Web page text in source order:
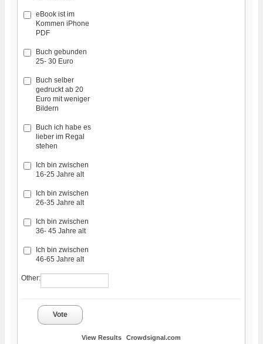
eBook ist im
Kommen iPhone
PDF
Buch gebunden
25- 30 Euro
Buch selber
gedruckt ab 20
Euro mit weniger
Bildern
Buch ich habe es
lieber im Regal
stehen
Ich bin zwischen
16-25 Jahre alt
Ich bin zwischen
26-35 Jahre alt
Ich bin zwischen
36- 45 Jahre alt
Ich bin zwischen
46-65 Jahre alt
Other:
Vote
View Results Crowdsignal.com